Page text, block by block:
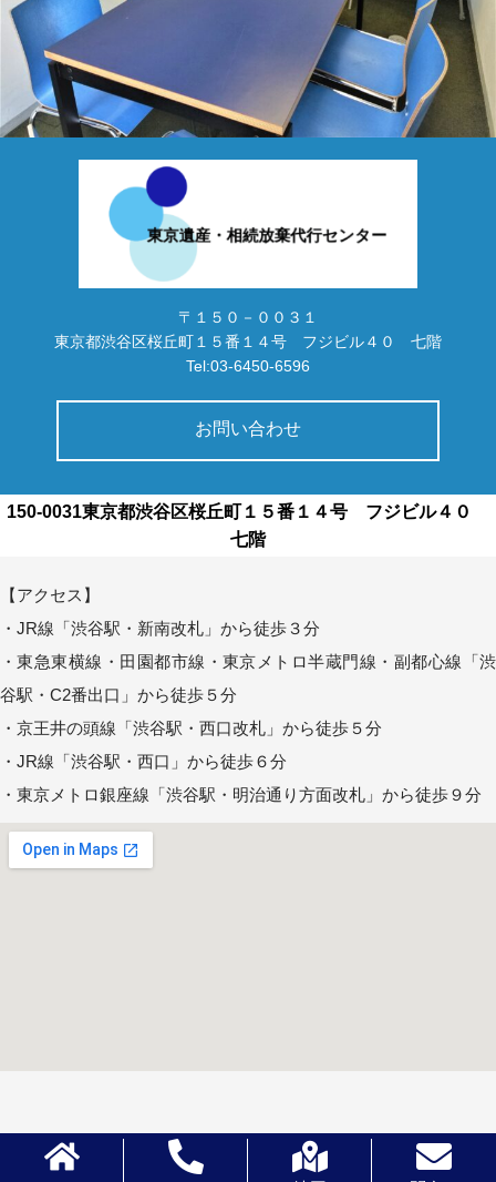
〒１５０－００３１
東京都渋谷区桜丘町１５番１４号 フジビル４０ 七階
Tel:03-6450-6596
お問い合わせ
150-0031東京都渋谷区桜丘町１５番１４号 フジビル４０
七階
【アクセス】
・JR線「渋谷駅・新南改札」から徒歩３分
・東急東横線・田園都市線・東京メトロ半蔵門線・副都心線「渋
谷駅・C2番出口」から徒歩５分
・京王井の頭線「渋谷駅・西口改札」から徒歩５分
・JR線「渋谷駅・西口」から徒歩６分
・東京メトロ銀座線「渋谷駅・明治通り方面改札」から徒歩９分